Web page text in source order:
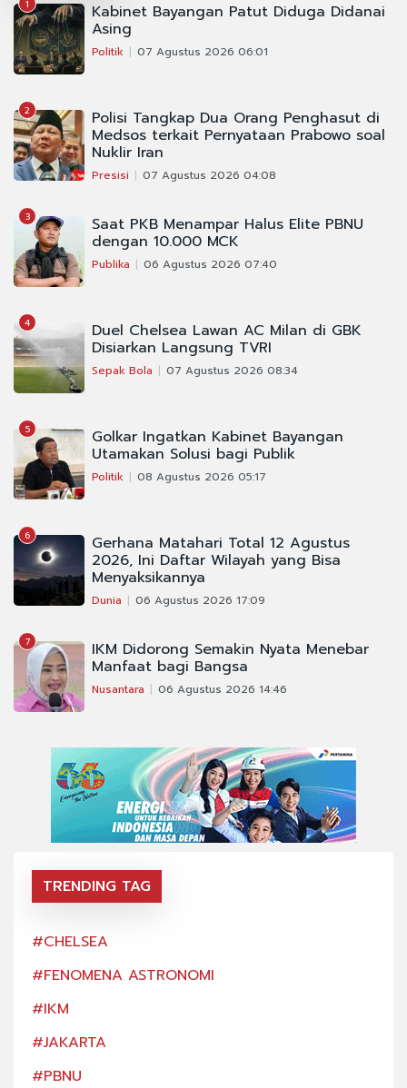
1 Kabinet Bayangan Patut Diduga Didanai
Asing
Politik 07 Agustus 2026 06:01
2 Polisi Tangkap Dua Orang Penghasut di
Medsos terkait Pernyataan Prabowo soal
Nuklir Iran
Presisi 07 Agustus 2026 04:08
3 Saat PKB Menampar Halus Elite PBNU
dengan 10.000 MCK
Publika 06 Agustus 2026 07:40
4 Duel Chelsea Lawan AC Milan di GBK
Disiarkan Langsung TVRI
Sepak Bola 07 Agustus 2026 08:34
5 Golkar Ingatkan Kabinet Bayangan
Utamakan Solusi bagi Publik
Politik 08 Agustus 2026 05:17
6 Gerhana Matahari Total 12 Agustus
2026, Ini Daftar Wilayah yang Bisa
Menyaksikannya
Dunia 06 Agustus 2026 17:09
7 IKM Didorong Semakin Nyata Menebar
Manfaat bagi Bangsa
Nusantara 06 Agustus 2026 14:46
TRENDING TAG
#CHELSEA
#FENOMENA ASTRONOMI
#IKM
#JAKARTA
#PBNU